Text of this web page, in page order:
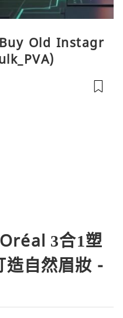
Old Instagr
3合1塑
造自然眉妝 -